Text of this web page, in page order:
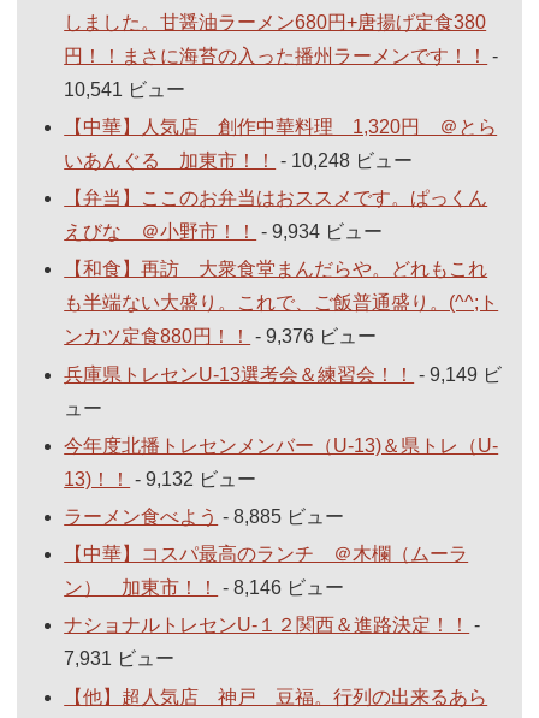
しました。甘醤油ラーメン680円+唐揚げ定食380
円！！まさに海苔の入った播州ラーメンです！！
-
10,541 ビュー
【中華】人気店 創作中華料理 1,320円 ＠とら
いあんぐる 加東市！！
- 10,248 ビュー
【弁当】ここのお弁当はおススメです。ぱっくん
えびな ＠小野市！！
- 9,934 ビュー
【和食】再訪 大衆食堂まんだらや。どれもこれ
も半端ない大盛り。これで、ご飯普通盛り。(^^;ト
ンカツ定食880円！！
- 9,376 ビュー
兵庫県トレセンU-13選考会＆練習会！！
- 9,149 ビ
ュー
今年度北播トレセンメンバー（U-13)＆県トレ（U-
13)！！
- 9,132 ビュー
ラーメン食べよう - 8,885 ビュー
【中華】コスパ最高のランチ ＠木欄（ムーラ
ン） 加東市！！
- 8,146 ビュー
ナショナルトレセンU-１２関西＆進路決定！！
-
7,931 ビュー
【他】超人気店 神戸 豆福。行列の出来るあら